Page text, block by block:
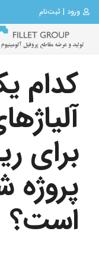
ورود | ثبت‌نام
کدام
برای
است؟